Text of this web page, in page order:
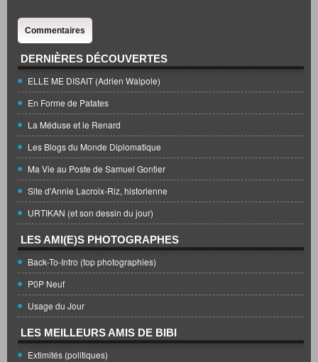
Commentaires
DERNIÈRES DÉCOUVERTES
ELLE ME DISAIT (Adrien Walpole)
En Forme de Patates
La Méduse et le Renard
Les Blogs du Monde Diplomatique
Ma Vie au Poste de Samuel Gontier
Site d'Annie Lacroix-Riz, historienne
URTIKAN (et son dessin du jour)
LES AMI(E)S PHOTOGRAPHES
Back-To-Intro (top photographies)
P0P Neuf
Usage du Jour
LES MEILLEURS AMIS DE BIBI
Extimités (politiques)